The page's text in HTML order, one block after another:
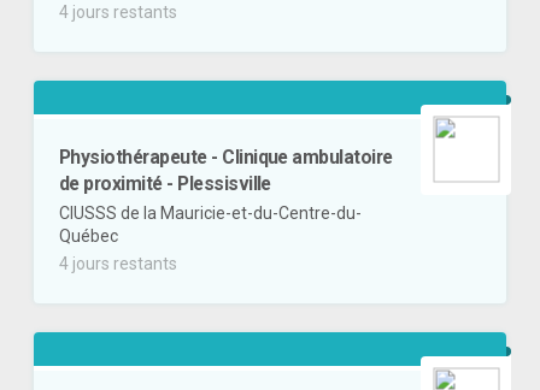
4 jours restants
Physiothérapeute - Clinique ambulatoire
de proximité - Plessisville
CIUSSS de la Mauricie-et-du-Centre-du-
Québec
4 jours restants